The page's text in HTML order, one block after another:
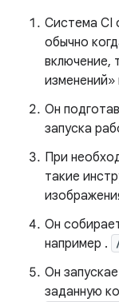
Система CI
обычно
включение,
изменений»
Он
запуска
При
такие
Он
например .
Он
заданную